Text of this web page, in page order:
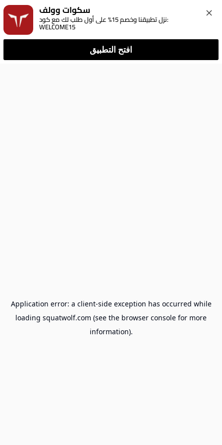
سكوات وولف
نزل تطبيقنا وخصم 15% على أول طلب لك مع كود:
WELCOME15
افتح التطبيق
Application error: a client-side exception has occurred while
loading squatwolf.com (see the browser console for more
information).